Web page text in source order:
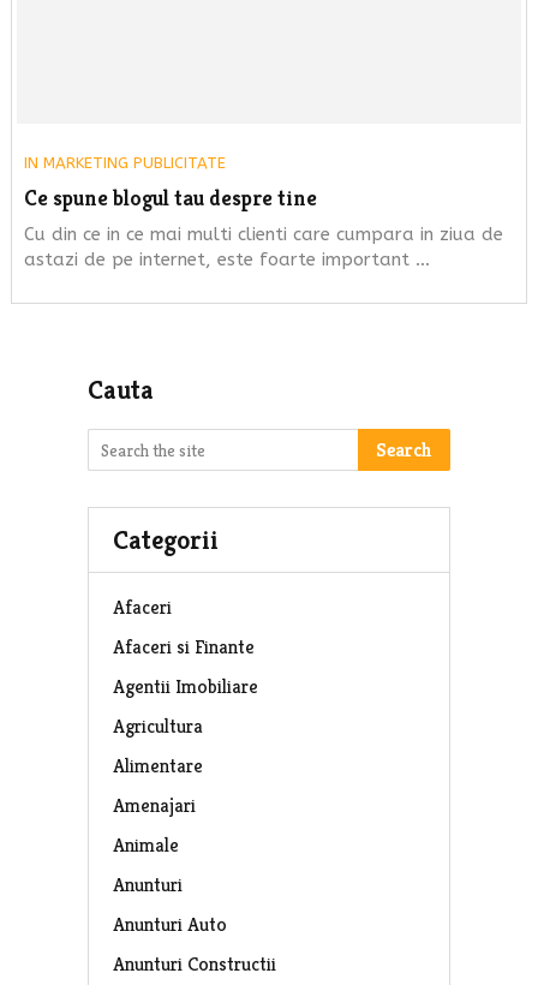
IN MARKETING PUBLICITATE
Ce spune blogul tau despre tine
Cu din ce in ce mai multi clienti care cumpara in ziua de
astazi de pe internet, este foarte important …
Cauta
Search
Categorii
Afaceri
Afaceri si Finante
Agentii Imobiliare
Agricultura
Alimentare
Amenajari
Animale
Anunturi
Anunturi Auto
Anunturi Constructii